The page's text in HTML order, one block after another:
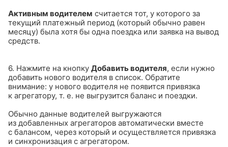
Активным водителем считается тот, у которого за
текущий платежный период (который обычно равен
месяцу) была хотя бы одна поездка или заявка на вывод
средств.
6. Нажмите на кнопку Добавить водителя, если нужно
добавить нового водителя в список. Обратите
внимание: у нового водителя не появится привязка
к агрегатору, т. е. не выгрузится баланс и поездки.
Обычно данные водителей выгружаются
из добавленных агрегаторов автоматически вместе
с балансом, через который и осуществляется привязка
и синхронизация с агрегатором.